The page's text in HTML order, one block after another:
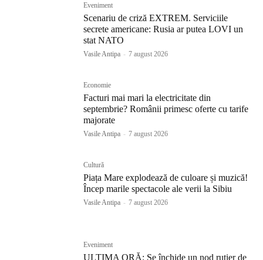
Eveniment
Scenariu de criză EXTREM. Serviciile
secrete americane: Rusia ar putea LOVI un
stat NATO
Vasile Antipa - 7 august 2026
Economie
Facturi mai mari la electricitate din
septembrie? Românii primesc oferte cu tarife
majorate
Vasile Antipa - 7 august 2026
Cultură
Piața Mare explodează de culoare și muzică!
Încep marile spectacole ale verii la Sibiu
Vasile Antipa - 7 august 2026
Eveniment
ULTIMA ORĂ: Se închide un nod rutier de